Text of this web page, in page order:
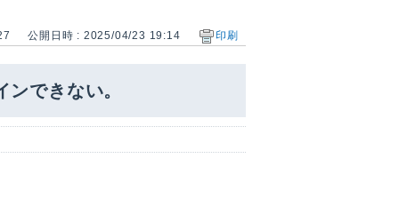
公開日時 : 2025/04/23 19:14 印刷
できない。